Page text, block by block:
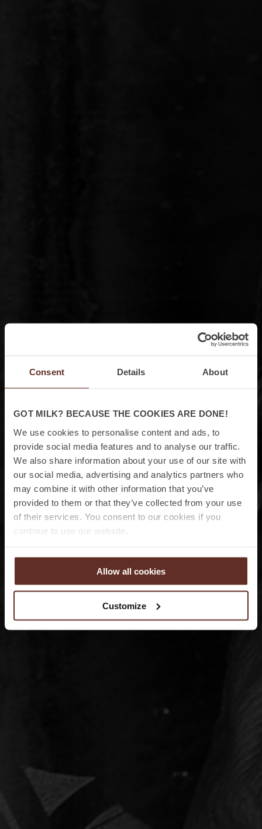
Consent Details About
GOT MILK? BECAUSE THE COOKIES ARE DONE!
We use cookies to personalise content and ads, to
provide social media features and to analyse our traffic.
We also share information about your use of our site with
our social media, advertising and analytics partners who
may combine it with other information that you’ve
provided to them or that they’ve collected from your use
of their services. You consent to our cookies if you
continue to use our website.
Allow all cookies
Customize